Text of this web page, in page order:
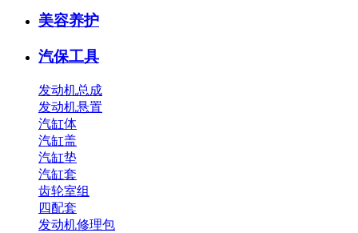
美容养护
汽保工具
发动机总成
发动机悬置
汽缸体
汽缸盖
汽缸垫
汽缸套
齿轮室组
四配套
发动机修理包